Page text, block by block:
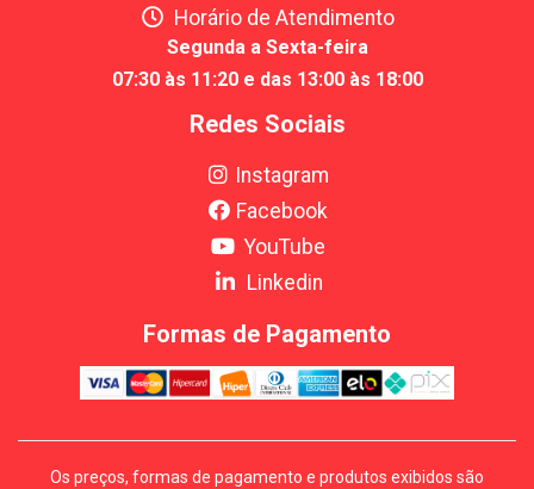
Horário de Atendimento
Segunda a Sexta-feira
07:30 às 11:20 e das 13:00 às 18:00
Redes Sociais
Instagram
Facebook
YouTube
Linkedin
Formas de Pagamento
Os preços, formas de pagamento e produtos exibidos são